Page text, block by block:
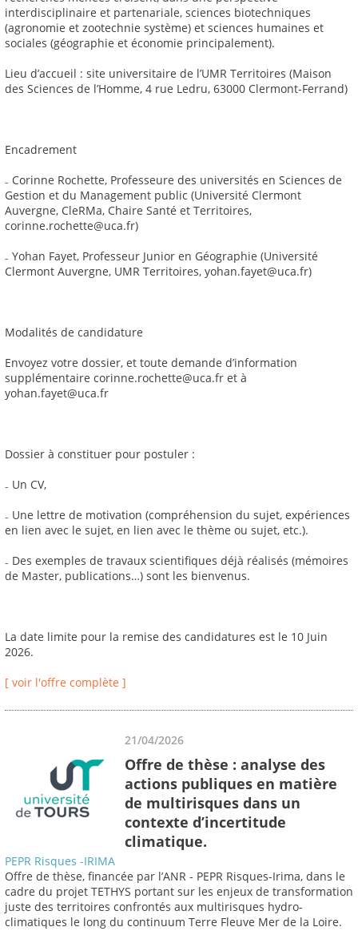
interdisciplinaire et partenariale, sciences biotechniques
(agronomie et zootechnie système) et sciences humaines et
sociales (géographie et économie principalement).
Lieu d’accueil : site universitaire de l’UMR Territoires (Maison
des Sciences de l’Homme, 4 rue Ledru, 63000 Clermont-Ferrand)
Encadrement
₋ Corinne Rochette, Professeure des universités en Sciences de
Gestion et du Management public (Université Clermont
Auvergne, CleRMa, Chaire Santé et Territoires,
corinne.rochette@uca.fr)
₋ Yohan Fayet, Professeur Junior en Géographie (Université
Clermont Auvergne, UMR Territoires, yohan.fayet@uca.fr)
Modalités de candidature
Envoyez votre dossier, et toute demande d’information
supplémentaire corinne.rochette@uca.fr et à
yohan.fayet@uca.fr
Dossier à constituer pour postuler :
₋ Un CV,
₋ Une lettre de motivation (compréhension du sujet, expériences
en lien avec le sujet, en lien avec le thème ou sujet, etc.).
₋ Des exemples de travaux scientifiques déjà réalisés (mémoires
de Master, publications…) sont les bienvenus.
La date limite pour la remise des candidatures est le 10 Juin
2026.
[ voir l'offre complète ]
21/04/2026
Offre de thèse : analyse des
actions publiques en matière
de multirisques dans un
contexte d’incertitude
climatique.
PEPR Risques -IRIMA
Offre de thèse, financée par l’ANR - PEPR Risques-Irima, dans le
cadre du projet TETHYS portant sur les enjeux de transformation
juste des territoires confrontés aux multirisques hydro-
climatiques le long du continuum Terre Fleuve Mer de la Loire.